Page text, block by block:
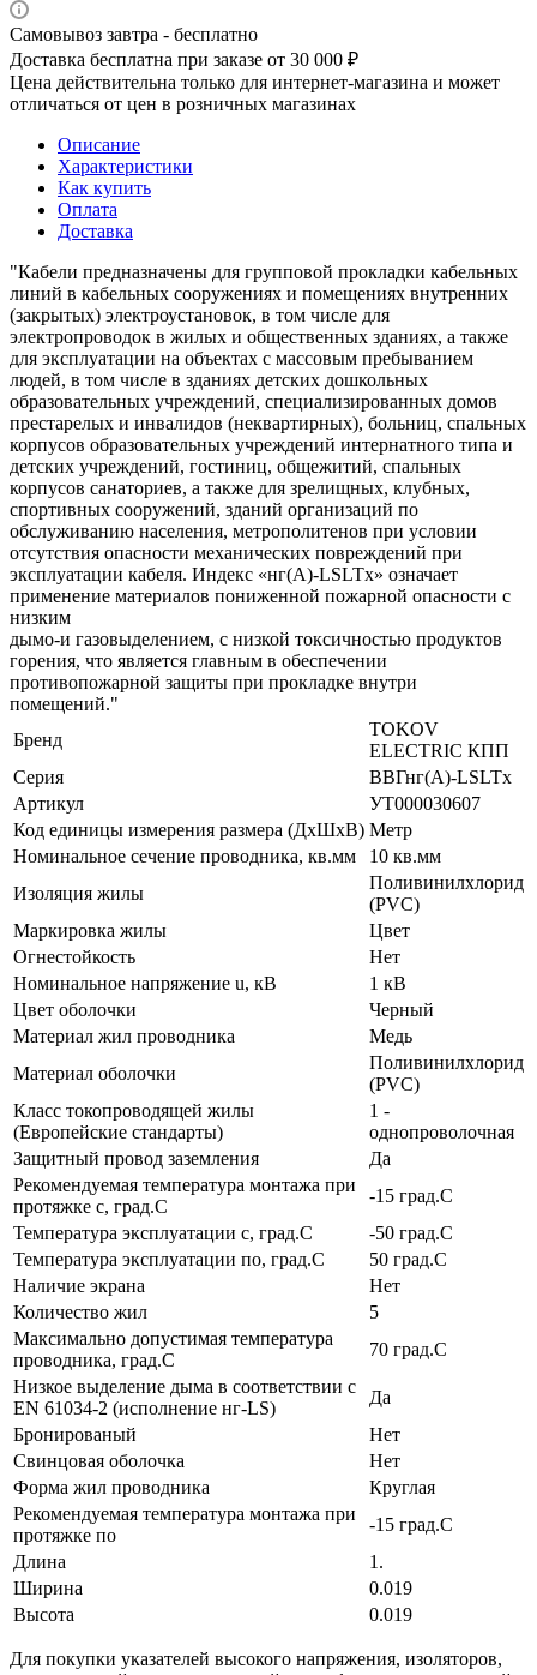
Самовывоз завтра - бесплатно
Доставка бесплатна при заказе от 30 000 ₽
Цена действительна только для интернет-магазина и может
отличаться от цен в розничных магазинах
Описание
Характеристики
Как купить
Оплата
Доставка
"Кабели предназначены для групповой прокладки кабельных
линий в кабельных сооружениях и помещениях внутренних
(закрытых) электроустановок, в том числе для
электропроводок в жилых и общественных зданиях, а также
для эксплуатации на объектах с массовым пребыванием
людей, в том числе в зданиях детских дошкольных
образовательных учреждений, специализированных домов
престарелых и инвалидов (неквартирных), больниц, спальных
корпусов образовательных учреждений интернатного типа и
детских учреждений, гостиниц, общежитий, спальных
корпусов санаториев, а также для зрелищных, клубных,
спортивных сооружений, зданий организаций по
обслуживанию населения, метрополитенов при условии
отсутствия опасности механических повреждений при
эксплуатации кабеля. Индекс «нг(А)-LSLTx» означает
применение материалов пониженной пожарной опасности с
низким
дымо-и газовыделением, с низкой токсичностью продуктов
горения, что является главным в обеспечении
противопожарной защиты при прокладке внутри
помещений."
Бренд
TOKOV
ELECTRIC КПП
Серия
ВВГнг(А)-LSLTx
Артикул
УТ000030607
Код единицы измерения размера (ДхШхВ) Метр
Номинальное сечение проводника, кв.мм
10 кв.мм
Изоляция жилы
Поливинилхлорид
(PVC)
Маркировка жилы
Цвет
Огнестойкость
Нет
Номинальное напряжение u, кВ
1 кВ
Цвет оболочки
Черный
Материал жил проводника
Медь
Материал оболочки
Поливинилхлорид
(PVC)
Класс токопроводящей жилы
(Европейские стандарты)
1 -
однопроволочная
Защитный провод заземления
Да
Рекомендуемая температура монтажа при
протяжке с, град.C
-15 град.C
Температура эксплуатации с, град.C
-50 град.C
Температура эксплуатации по, град.C
50 град.C
Наличие экрана
Нет
Количество жил
5
Максимально допустимая температура
проводника, град.C
70 град.C
Низкое выделение дыма в соответствии с
EN 61034-2 (исполнение нг-LS)
Да
Бронированый
Нет
Свинцовая оболочка
Нет
Форма жил проводника
Круглая
Рекомендуемая температура монтажа при
протяжке по
-15 град.C
Длина
1.
Ширина
0.019
Высота
0.019
Для покупки указателей высокого напряжения, изоляторов,